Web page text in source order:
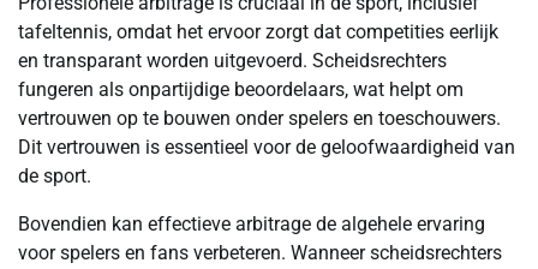
tafeltennis, omdat het ervoor zorgt dat competities eerlijk
en transparant worden uitgevoerd. Scheidsrechters
fungeren als onpartijdige beoordelaars, wat helpt om
vertrouwen op te bouwen onder spelers en toeschouwers.
Dit vertrouwen is essentieel voor de geloofwaardigheid van
de sport.
Bovendien kan effectieve arbitrage de algehele ervaring
voor spelers en fans verbeteren. Wanneer scheidsrechters